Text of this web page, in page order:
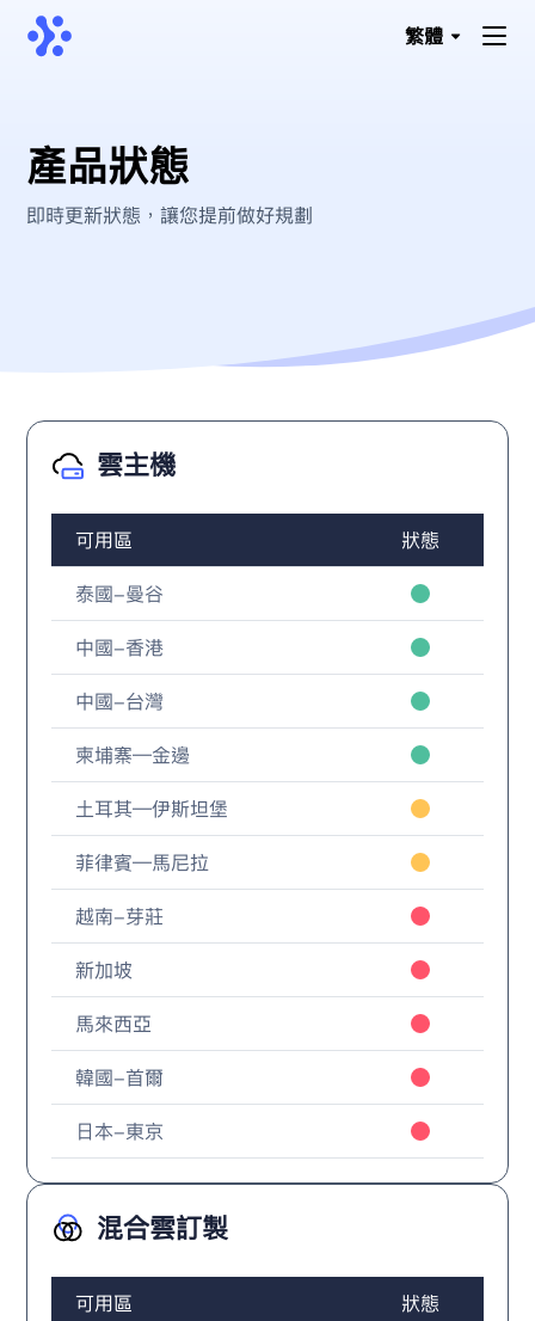
繁體
產品狀態
即時更新狀態，讓您提前做好規劃
雲主機
可用區 狀態
泰國-曼谷
中國-香港
中國-台灣
柬埔寨—金邊
土耳其—伊斯坦堡
菲律賓—馬尼拉
越南-芽莊
新加坡
馬來西亞
韓國-首爾
日本-東京
混合雲訂製
可用區 狀態